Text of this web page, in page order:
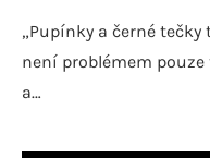
„Pupínky a černé
není problémem
a…